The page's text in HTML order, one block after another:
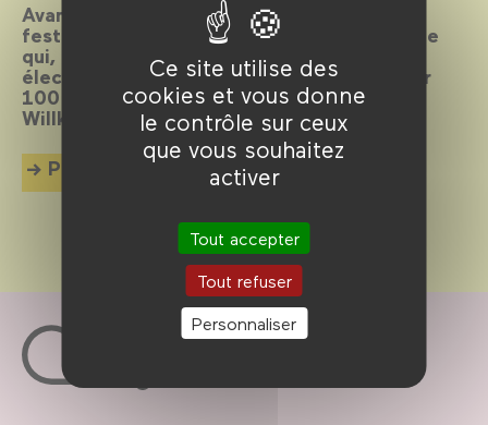
Ce site utilise des
cookies et vous donne
le contrôle sur ceux
que vous souhaitez
activer
Tout accepter
Tout refuser
Personnaliser
Avant-gardiste, cosmopolite, bouillonnante,
festive, scandaleuse… Elle est LA métropole
qui, depuis toujours, attire les foules et
électrise l’écran. La preuve en 80 films pour
100 ans d’histoire et de cinéma imbriqués.
Willkommen, bienvenue, welcome !
Plus d'info